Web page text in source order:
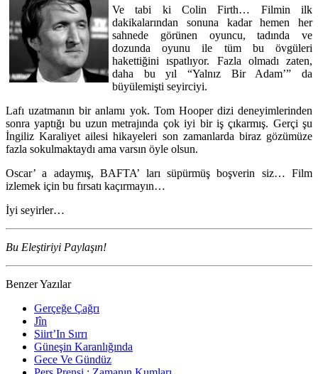
Ve tabi ki Colin Firth… Filmin ilk
dakikalarından sonuna kadar hemen her
sahnede görünen oyuncu, tadında ve
dozunda oyunu ile tüm bu övgüleri
hakettiğini ıspatlıyor. Fazla olmadı zaten,
daha bu yıl “Yalnız Bir Adam’” da
büyülemişti seyirciyi.
Lafı uzatmanın bir anlamı yok. Tom Hooper dizi deneyimlerinden
sonra yaptığı bu uzun metrajında çok iyi bir iş çıkarmış. Gerçi şu
İngiliz Karaliyet ailesi hikayeleri son zamanlarda biraz gözümüze
fazla sokulmaktaydı ama varsın öyle olsun.
Oscar’ a adaymış, BAFTA’ ları süpürmüş boşverin siz… Film
izlemek için bu fırsatı kaçırmayın…
İyi seyirler…
Bu Eleştiriyi Paylaşın!
Benzer Yazılar
Gerçeğe Çağrı
Jîn
Siirt’In Sırrı
Güneşin Karanlığında
Gece Ve Gündüz